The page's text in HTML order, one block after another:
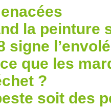
la peinture
signe
que les
?
soit des